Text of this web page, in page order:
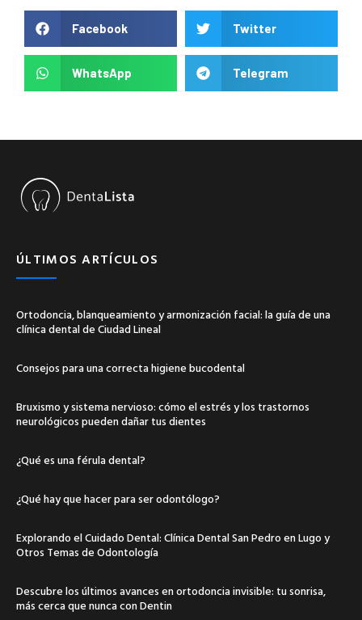
Facebook Twitter
WhatsApp Telegram
ÚLTIMOS ARTÍCULOS
Ortodoncia, blanqueamiento y armonización facial: la guía de una
clínica dental de Ciudad Lineal
Consejos para una correcta higiene bucodental
Bruxismo y sistema nervioso: cómo el estrés y los trastornos
neurológicos pueden dañar tus dientes
¿Qué es una férula dental?
¿Qué hay que hacer para ser odontólogo?
Explorando el Cuidado Dental: Clínica Dental San Pedro en Lugo y
Otros Temas de Odontología
Descubre los últimos avances en ortodoncia invisible: tu sonrisa,
más cerca que nunca con Dentin